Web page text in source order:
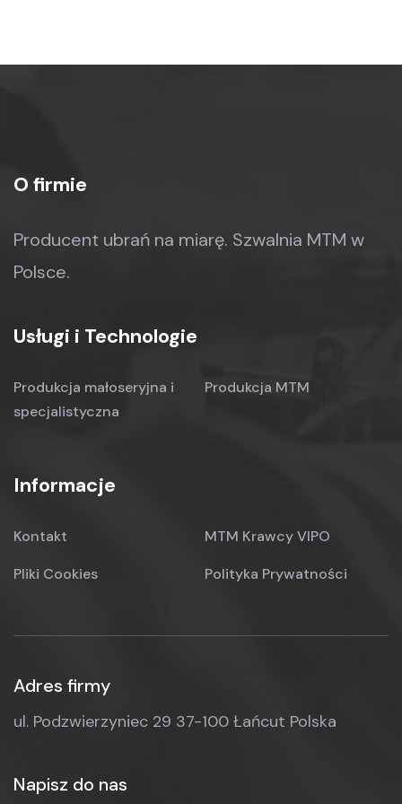
O firmie
Producent ubrań na miarę. Szwalnia MTM w
Polsce.
Usługi i Technologie
Produkcja małoseryjna i
specjalistyczna
Produkcja MTM
Informacje
Kontakt
MTM Krawcy VIPO
Pliki Cookies
Polityka Prywatności
Adres firmy
ul. Podzwierzyniec 29 37-100 Łańcut Polska
Napisz do nas